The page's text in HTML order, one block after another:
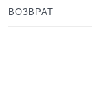
ВОЗВРАТ